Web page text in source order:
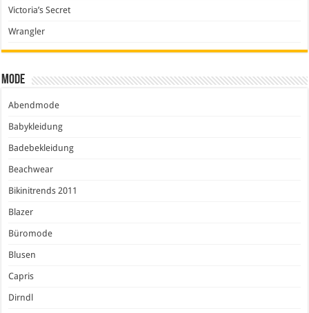
Victoria’s Secret
Wrangler
Mode
Abendmode
Babykleidung
Badebekleidung
Beachwear
Bikinitrends 2011
Blazer
Büromode
Blusen
Capris
Dirndl